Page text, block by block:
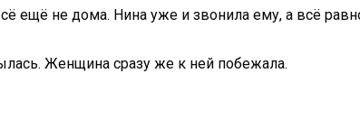
ещё не дома. Нина уже и звонила ему, а всё
Женщина сразу же к ней побежала.